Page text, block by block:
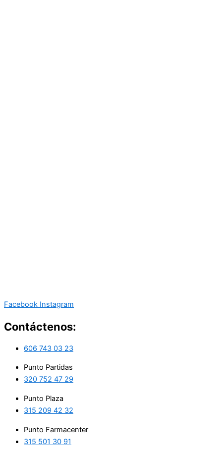
Facebook Instagram
Contáctenos:
606 743 03 23
Punto Partidas
320 752 47 29
Punto Plaza
315 209 42 32
Punto Farmacenter
315 501 30 91